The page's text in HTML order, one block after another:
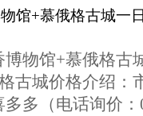
馆+慕俄格古城一
物馆+慕俄格古
古城价格介绍：
多（电话询价：